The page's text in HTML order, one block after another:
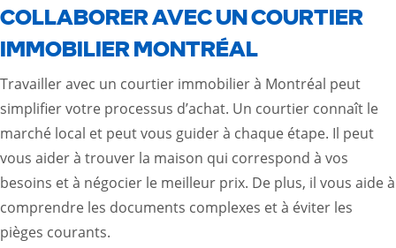
COLLABORER AVEC UN COURTIER
IMMOBILIER MONTRÉAL
Travailler avec un courtier immobilier à Montréal peut
simplifier votre processus d’achat. Un courtier connaît le
marché local et peut vous guider à chaque étape. Il peut
vous aider à trouver la maison qui correspond à vos
besoins et à négocier le meilleur prix. De plus, il vous aide à
comprendre les documents complexes et à éviter les
pièges courants.